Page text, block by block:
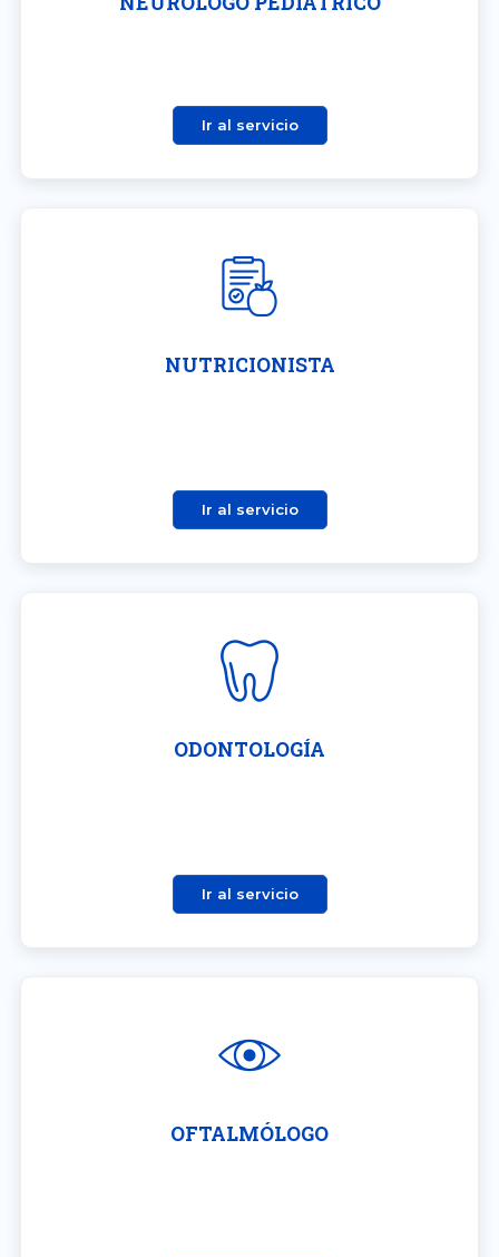
Ir al servicio
NUTRICIONISTA
Ir al servicio
ODONTOLOGÍA
Ir al servicio
OFTALMÓLOGO